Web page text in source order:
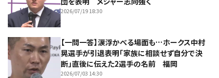
2026/07/19 18:30
【一問一答】涙浮かべる場面も…ホークス中村
晃選手が引退表明「家族に相談せず自分で決
断」直後に伝えた2選手の名前 福岡
2026/07/03 14:30